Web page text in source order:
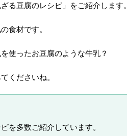
る豆腐のレシピ」をご紹介します。
食材です。
使ったお豆腐のような牛乳？
くださいね。
を多数ご紹介しています。